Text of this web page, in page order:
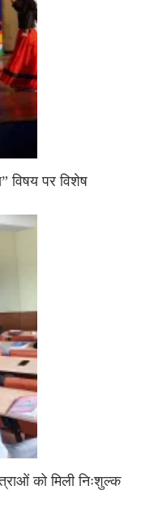
विषय पर विशेष
को मिली निःशुल्क